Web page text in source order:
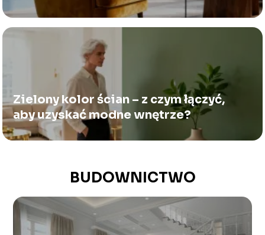
Zielony kolor ścian – z czym łączyć,
aby uzyskać modne wnętrze?
BUDOWNICTWO